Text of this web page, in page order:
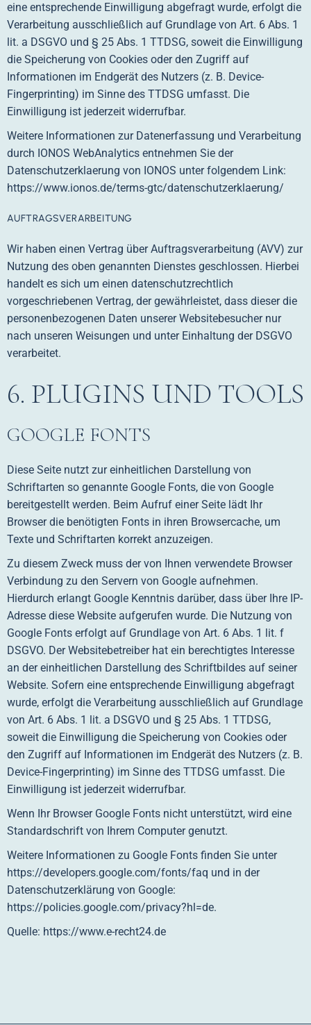
eine entsprechende Einwilligung abgefragt wurde, erfolgt die
Verarbeitung ausschließlich auf Grundlage von Art. 6 Abs. 1
lit. a DSGVO und § 25 Abs. 1 TTDSG, soweit die Einwilligung
die Speicherung von Cookies oder den Zugriff auf
Informationen im Endgerät des Nutzers (z. B. Device-
Fingerprinting) im Sinne des TTDSG umfasst. Die
Einwilligung ist jederzeit widerrufbar.
Weitere Informationen zur Datenerfassung und Verarbeitung
durch IONOS WebAnalytics entnehmen Sie der
Datenschutzerklaerung von IONOS unter folgendem Link:
https://www.ionos.de/terms-gtc/datenschutzerklaerung/
AUFTRAGSVERARBEITUNG
Wir haben einen Vertrag über Auftragsverarbeitung (AVV) zur
Nutzung des oben genannten Dienstes geschlossen. Hierbei
handelt es sich um einen datenschutzrechtlich
vorgeschriebenen Vertrag, der gewährleistet, dass dieser die
personenbezogenen Daten unserer Websitebesucher nur
nach unseren Weisungen und unter Einhaltung der DSGVO
verarbeitet.
6. PLUGINS UND TOOLS
GOOGLE FONTS
Diese Seite nutzt zur einheitlichen Darstellung von
Schriftarten so genannte Google Fonts, die von Google
bereitgestellt werden. Beim Aufruf einer Seite lädt Ihr
Browser die benötigten Fonts in ihren Browsercache, um
Texte und Schriftarten korrekt anzuzeigen.
Zu diesem Zweck muss der von Ihnen verwendete Browser
Verbindung zu den Servern von Google aufnehmen.
Hierdurch erlangt Google Kenntnis darüber, dass über Ihre IP-
Adresse diese Website aufgerufen wurde. Die Nutzung von
Google Fonts erfolgt auf Grundlage von Art. 6 Abs. 1 lit. f
DSGVO. Der Websitebetreiber hat ein berechtigtes Interesse
an der einheitlichen Darstellung des Schriftbildes auf seiner
Website. Sofern eine entsprechende Einwilligung abgefragt
wurde, erfolgt die Verarbeitung ausschließlich auf Grundlage
von Art. 6 Abs. 1 lit. a DSGVO und § 25 Abs. 1 TTDSG,
soweit die Einwilligung die Speicherung von Cookies oder
den Zugriff auf Informationen im Endgerät des Nutzers (z. B.
Device-Fingerprinting) im Sinne des TTDSG umfasst. Die
Einwilligung ist jederzeit widerrufbar.
Wenn Ihr Browser Google Fonts nicht unterstützt, wird eine
Standardschrift von Ihrem Computer genutzt.
Weitere Informationen zu Google Fonts finden Sie unter
https://developers.google.com/fonts/faq und in der
Datenschutzerklärung von Google:
https://policies.google.com/privacy?hl=de.
Quelle: https://www.e-recht24.de